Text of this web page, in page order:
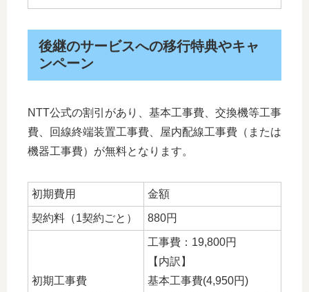
後継のサービスへの移行特典やキャ
ンペーン
NTT公式の割引があり、基本工事費、交換機等工事
費、回線終端装置工事費、屋内配線工事費（または
機器工事費）が無料となります。
初期費用 金額
契約料（1契約ごと） 880円
初期工事費
工事費：19,800円
【内訳】
基本工事費(4,950円)